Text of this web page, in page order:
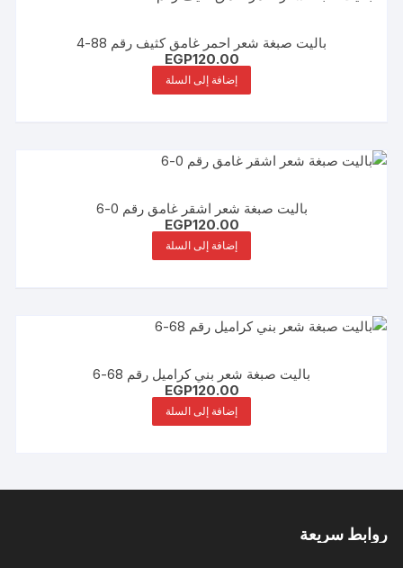
باليت صبغة شعر احمر غامق كثيف رقم 88-4
EGP120.00
إضافة إلى السلة
باليت صبغة شعر اشقر غامق رقم 0-6
EGP120.00
إضافة إلى السلة
باليت صبغة شعر بني كراميل رقم 68-6
EGP120.00
إضافة إلى السلة
روابط سريعة